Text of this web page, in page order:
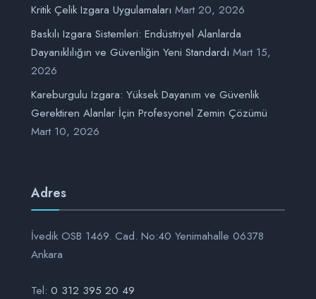
Kritik Çelik Izgara Uygulamaları Mart 20, 2026
Baskılı Izgara Sistemleri: Endüstriyel Alanlarda
Dayanıklılığın ve Güvenliğin Yeni Standardı Mart 15,
2026
Kareburgulu Izgara: Yüksek Dayanım ve Güvenlik
Gerektiren Alanlar İçin Profesyonel Zemin Çözümü
Mart 10, 2026
Adres
İvedik OSB 1469. Cad. No:40 Yenimahalle 06378
Ankara
Tel: 0 312 395 20 49